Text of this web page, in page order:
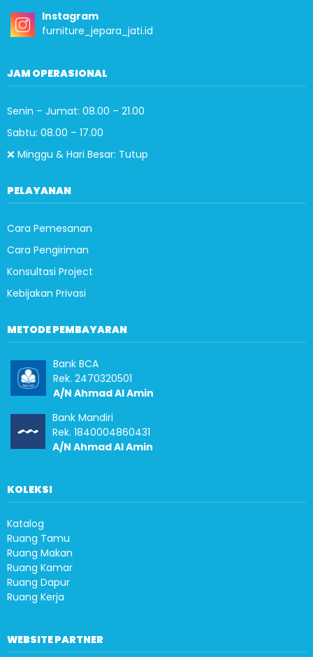
Instagram
furniture_jepara_jati.id
JAM OPERASIONAL
Senin – Jumat: 08.00 – 21.00
Sabtu: 08.00 – 17.00
❌ Minggu & Hari Besar: Tutup
PELAYANAN
Cara Pemesanan
Cara Pengiriman
Konsultasi Project
Kebijakan Privasi
METODE PEMBAYARAN
Bank BCA
Rek. 2470320501
A/N Ahmad Al Amin
Bank Mandiri
Rek. 1840004860431
A/N Ahmad Al Amin
KOLEKSI
Katalog
Ruang Tamu
Ruang Makan
Ruang Kamar
Ruang Dapur
Ruang Kerja
WEBSITE PARTNER